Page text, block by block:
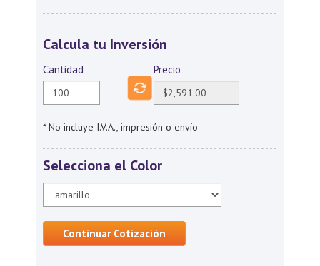
Calcula tu Inversión
Cantidad Precio
* No incluye I.V.A., impresión o envío
Selecciona el Color
Continuar Cotización